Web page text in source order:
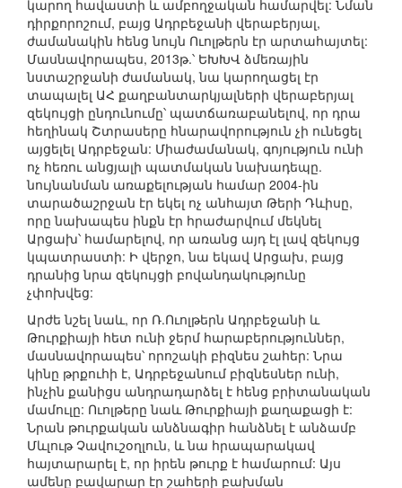
կարող հավաստի և ամբողջական համարվել: Նման
դիրքորոշում, բայց Ադրբեջանի վերաբերյալ,
ժամանակին հենց նույն Ուոլթերն էր արտահայտել:
Մասնավորապես, 2013թ.՝ ԵԽԽՎ ձմեռային
նստաշրջանի ժամանակ, նա կարողացել էր
տապալել ԱՀ քաղբանտարկյալների վերաբերյալ
զեկույցի ընդունումը՝ պատճառաբանելով, որ դրա
հեղինակ Շտրասերը հնարավորություն չի ունեցել
այցելել Ադրբեջան: Միաժամանակ, գոյություն ունի
ոչ հեռու անցյալի պատմական նախադեպը.
նույնանման առաքելության համար 2004-ին
տարածաշրջան էր եկել ոչ անհայտ Թերի Դևիսը,
որը նախապես ինքն էր հրաժարվում մեկնել
Արցախ՝ համարելով, որ առանց այդ էլ լավ զեկույց
կպատրաստի: Ի վերջո, նա եկավ Արցախ, բայց
դրանից նրա զեկույցի բովանդակությունը
չփոխվեց:
Արժե նշել նաև, որ Ռ.Ուոլթերն Ադրբեջանի և
Թուրքիայի հետ ունի ջերմ հարաբերություններ,
մասնավորապես՝ որոշակի բիզնես շահեր: Նրա
կինը թրքուհի է, Ադրբեջանում բիզնեսներ ունի,
ինչին քանիցս անդրադարձել է հենց բրիտանական
մամուլը: Ուոլթերը նաև Թուրքիայի քաղաքացի է:
Նրան թուրքական անձնագիր հանձնել է անձամբ
Մևլութ Չավուշօղլուն, և նա հրապարակավ
հայտարարել է, որ իրեն թուրք է համարում: Այս
ամենը բավարար էր շահերի բախման